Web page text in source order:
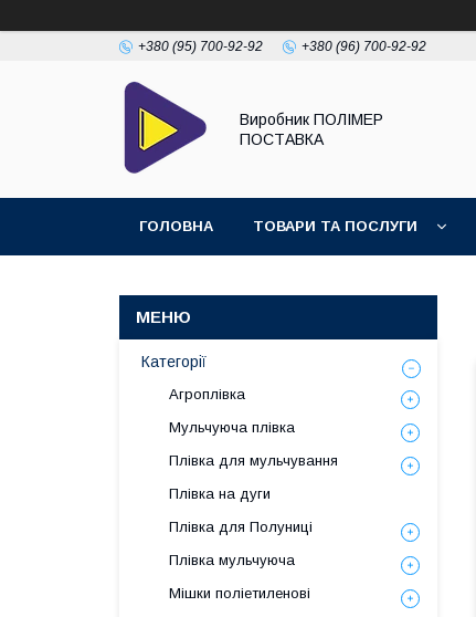
+380 (95) 700-92-92 +380 (96) 700-92-92
Виробник ПОЛІМЕР
ПОСТАВКА
ГОЛОВНА ТОВАРИ ТА ПОСЛУГИ
Категорії
Агроплівка
Мульчуюча плівка
Плівка для мульчування
Плівка на дуги
Плівка для Полуниці
Плівка мульчуюча
Мішки поліетиленові